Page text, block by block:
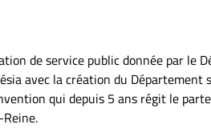
de service public donnée par le
avec la création du
qui depuis 5 ans régit le